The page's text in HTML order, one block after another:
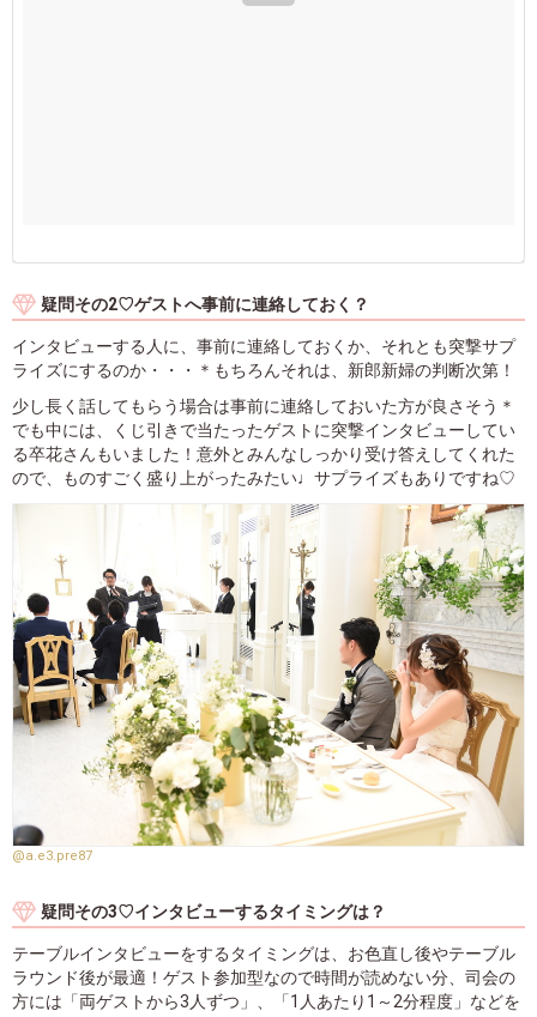
疑問その2♡ゲストへ事前に連絡しておく？
インタビューする人に、事前に連絡しておくか、それとも突撃サプ
ライズにするのか・・・＊もちろんそれは、新郎新婦の判断次第！
少し長く話してもらう場合は事前に連絡しておいた方が良さそう＊
でも中には、くじ引きで当たったゲストに突撃インタビューしてい
る卒花さんもいました！意外とみんなしっかり受け答えしてくれた
ので、ものすごく盛り上がったみたい♩サプライズもありですね♡
@a.e3.pre87
疑問その3♡インタビューするタイミングは？
テーブルインタビューをするタイミングは、お色直し後やテーブル
ラウンド後が最適！ゲスト参加型なので時間が読めない分、司会の
方には「両ゲストから3人ずつ」、「1人あたり1～2分程度」などを